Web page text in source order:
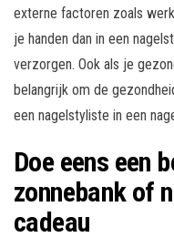
externe factoren zoals
je handen dan in een
verzorgen. Ook als je
belangrijk om de
een nagelstyliste in een
Doe eens een
zonnebank of
cadeau